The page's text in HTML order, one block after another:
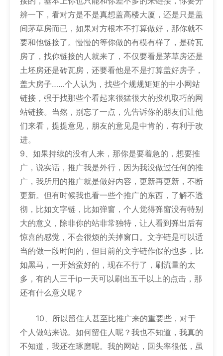
辨一下，看对方是不是真想盖高楼大厦，还是只是盖
间茅草房而已，如果对方根本不打算做好，那你就不
要和他链接了。慢慢的等你做的有模有样了，是砖瓦
房了，找你链接的人就来了，不仅要看是茅草房还是
土坯房还是砖瓦房，还要看他是不是打算盖好房子，
盖大房子……个人认为，找些个规规矩矩的中小网站
链接，强于找那些个看起来很猛很大的投机取巧的网
站链接。当然，别忘了一点，先告诉你的朋友们让他
们来看，提提意见，朋友的意见是中肯的，有利于改
进。
9、如果持续的没有人来，那你是要着急的，想要推
广，说实话，推广我是外行，因为我没做过任何的推
广，我所用的推广就是做好内容，更新再更新，不断
更新。但有时候我也看一些个推广的东西，了解不透
彻，比如文字链，比如弹窗，个人觉得弹窗没有特别
大的意义，除非你的站非常独特，让人看到弹出后有
惊喜的感觉，不会很烦的关掉窗口。文字链是可以适
当的做一段时间的，但目前的文字链作假的也多，比
如黑马，一开始蛮好的，现在不行了，刷流量的太
多，有的人三千ip一天可以刷出五千以上的点击，那
还有什么意义呢？
10、所以留住人甚至比推广来的重要些，对于
个人做站来说。如何留住人呢？我也不知道，我真的
不知道，我还在琢磨呢。我的网站，回头率很低，虽